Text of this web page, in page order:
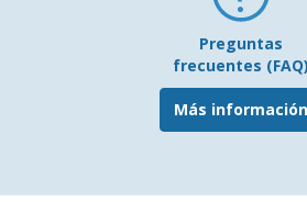
Preguntas
frecuentes (FAQ)
Más información